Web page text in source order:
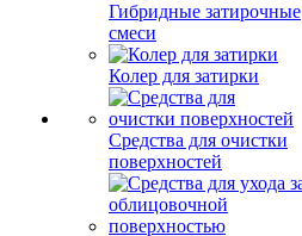
Гибридные затирочные
смеси
Колер для затирки
Средства для очистки
поверхностей